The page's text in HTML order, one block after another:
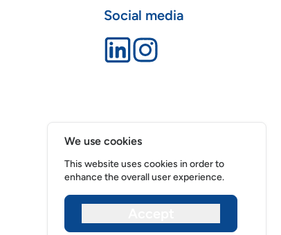
Social media
We use cookies
This website uses cookies in order to
enhance the overall user experience.